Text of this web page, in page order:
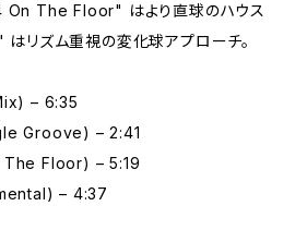
On The Floor" はより直球のハウス
リズム重視の変化球アプローチ。
– 6:35
Groove) – 2:41
Floor) – 5:19
– 4:37